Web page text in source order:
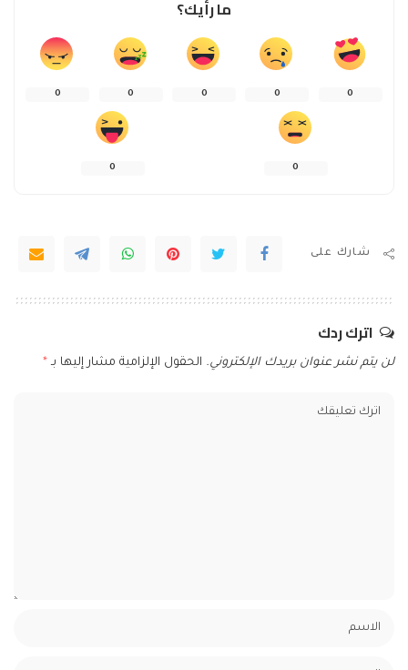
ما رأيك؟
0
0
0
0
0
0
0
شارك على
اترك ردك
لن يتم نشر عنوان بريدك الإلكتروني. الحقول الإلزامية مشار إليها بـ *